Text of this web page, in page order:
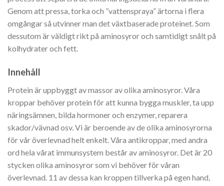
Genom att pressa, torka och ”vattenspraya” ärtorna i flera
omgångar så utvinner man det växtbaserade proteinet. Som
dessutom är väldigt rikt på aminosyror och samtidigt snålt på
kolhydrater och fett.
Innehåll
Protein är uppbyggt av massor av olika aminosyror. Våra
kroppar behöver protein för att kunna bygga muskler, ta upp
näringsämnen, bilda hormoner och enzymer, reparera
skador/vävnad osv. Vi är beroende av de olika aminosyrorna
för vår överlevnad helt enkelt. Våra antikroppar, med andra
ord hela vårat immunsystem består av aminosyror. Det är 20
stycken olika aminosyror som vi behöver för våran
överlevnad. 11 av dessa kan kroppen tillverka på egen hand,